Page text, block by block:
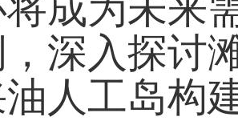
将成为未来
，深入探讨
油人工岛构